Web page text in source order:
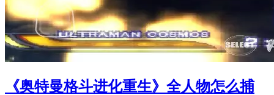
《奥特曼格斗进化重生》全人物怎么捕